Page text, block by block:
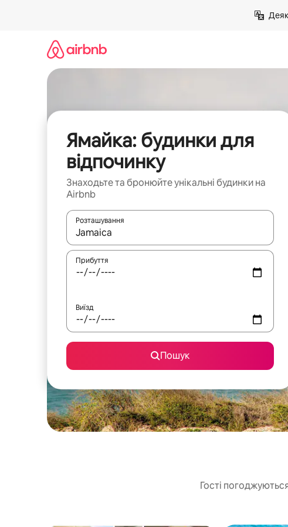
Ямайка: будинки для
відпочинку
Знаходьте та бронюйте унікальні будинки на
Airbnb
Розташування
Отримавши результати пошуку, використовуйте для
Прибуття
Виїзд
Пошук
Гості